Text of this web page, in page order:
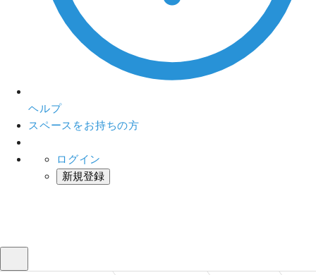
ヘルプ
スペースをお持ちの方
ログイン
新規登録